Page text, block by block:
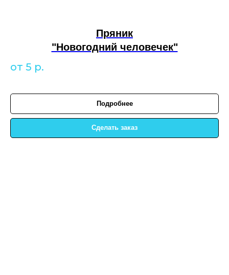
Пряник
"Новогодний человечек"
от 5 р.
Подробнее
Сделать заказ